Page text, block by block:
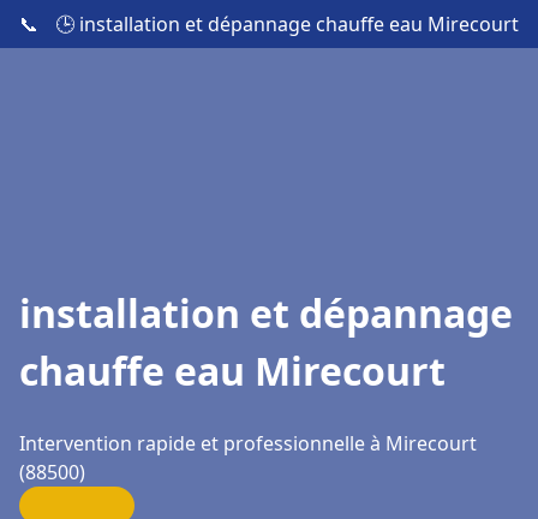
📞 🕒 installation et dépannage chauffe eau Mirecourt
installation et dépannage
chauffe eau Mirecourt
Intervention rapide et professionnelle à Mirecourt
(88500)